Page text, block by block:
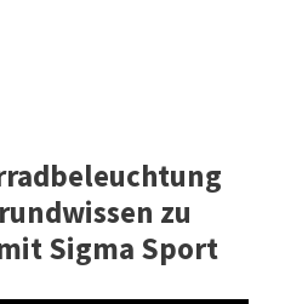
zu
Sigma Sport